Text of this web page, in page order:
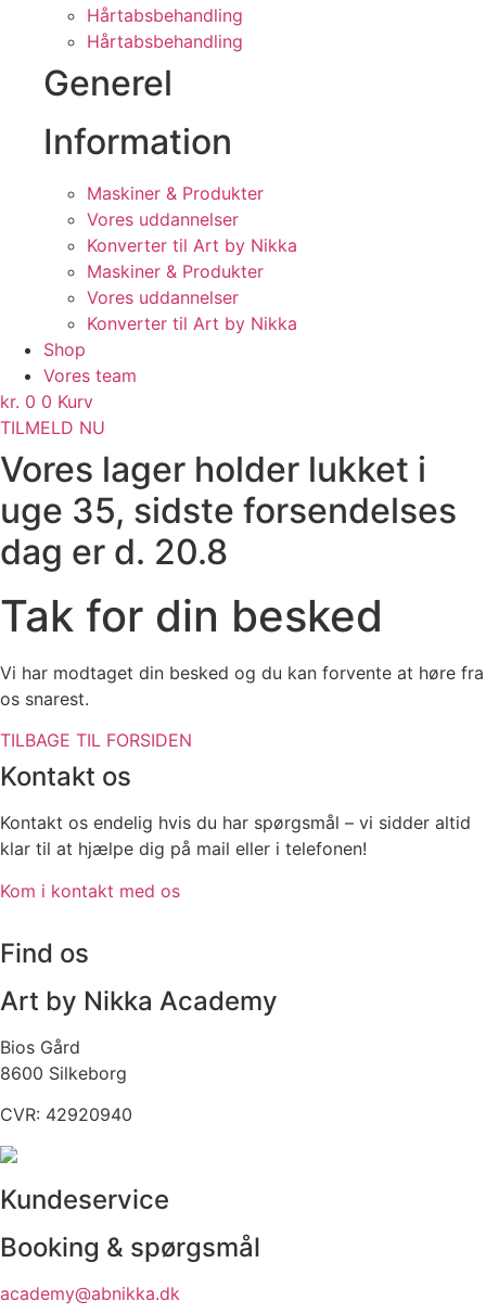
Hårtabsbehandling
Hårtabsbehandling
Generel
Information
Maskiner & Produkter
Vores uddannelser
Konverter til Art by Nikka
Maskiner & Produkter
Vores uddannelser
Konverter til Art by Nikka
Shop
Vores team
kr. 0 0 Kurv
TILMELD NU
Vores lager holder lukket i
uge 35, sidste forsendelses
dag er d. 20.8
Tak for din besked
Vi har modtaget din besked og du kan forvente at høre fra
os snarest.
TILBAGE TIL FORSIDEN
Kontakt os
Kontakt os endelig hvis du har spørgsmål – vi sidder altid
klar til at hjælpe dig på mail eller i telefonen!
Kom i kontakt med os
Find os
Art by Nikka Academy
Bios Gård
8600 Silkeborg
CVR: 42920940
Kundeservice
Booking & spørgsmål
academy@abnikka.dk